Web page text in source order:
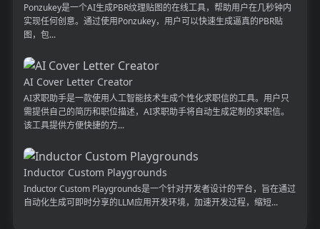
Ponzukey是一个AI生成PBR纹理贴图的在线工具，帮助用户在几秒钟内
实现任何创意。通过使用Ponzukey，用户可以快速生成逼真的PBR贴
图，包...
AI Cover Letter Creator
AI求职助手是一款使用人工智能技术生成个性化求职信的工具。用户只
需提供自己的简历和职位描述，AI求职助手将自动生成定制的求职信。
该工具提供方便快捷的方...
Inductor Custom Playgrounds
Inductor Custom Playgrounds是一个针对开发者设计的平台，旨在通过
自动化生成可即时分享的LLM应用开发环境，加速开发过程，缩短...